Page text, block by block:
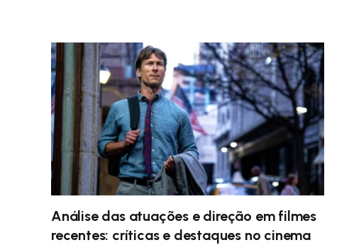
Análise das atuações e direção em filmes
recentes: críticas e destaques no cinema